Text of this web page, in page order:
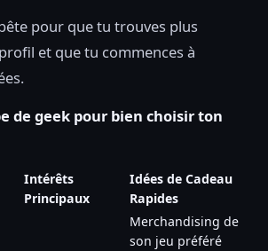
pour que tu trouves plus
et que tu commences à
de geek pour bien choisir ton
Intérêts
Principaux
Idées de Cadeau
Rapides
Merchandising de
son jeu préféré